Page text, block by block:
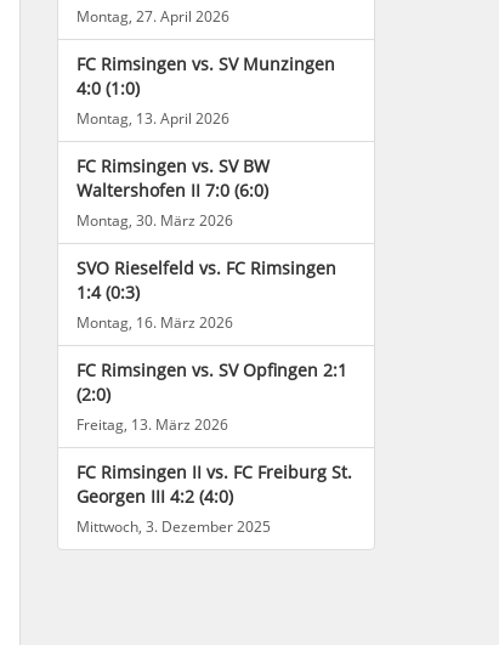
Montag, 27. April 2026
FC Rimsingen vs. SV Munzingen
4:0 (1:0)
Montag, 13. April 2026
FC Rimsingen vs. SV BW
Waltershofen II 7:0 (6:0)
Montag, 30. März 2026
SVO Rieselfeld vs. FC Rimsingen
1:4 (0:3)
Montag, 16. März 2026
FC Rimsingen vs. SV Opfingen 2:1
(2:0)
Freitag, 13. März 2026
FC Rimsingen II vs. FC Freiburg St.
Georgen III 4:2 (4:0)
Mittwoch, 3. Dezember 2025